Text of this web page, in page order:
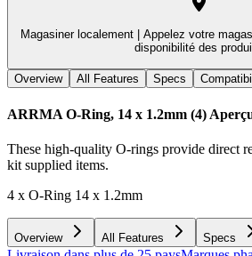
Magasiner localement |
Appelez votre
disponibilité des
Overview All Features Specs
ARRMA O-Ring, 14 x 1.2mm (4)
These high-quality O-rings provide direct
kit supplied items.
4 x O-Ring 14 x 1.2mm
Overview All Features Specs